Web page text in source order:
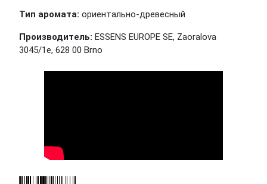
Тип аромата: ориентально-древесный
Производитель: ESSENS EUROPE SE, Zaoralova
3045/1e, 628 00 Brno